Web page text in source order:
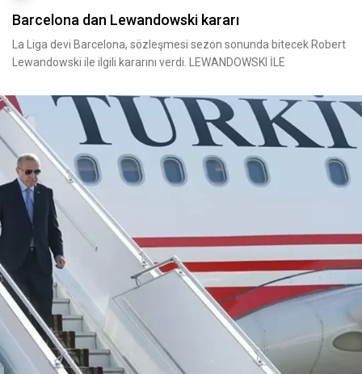
Barcelona dan Lewandowski kararı
La Liga devi Barcelona, sözleşmesi sezon sonunda bitecek Robert
Lewandowski ile ilgili kararını verdi. LEWANDOWSKI İLE